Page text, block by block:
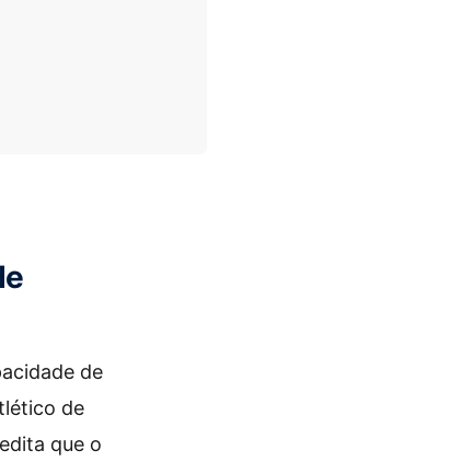
de
de
que o